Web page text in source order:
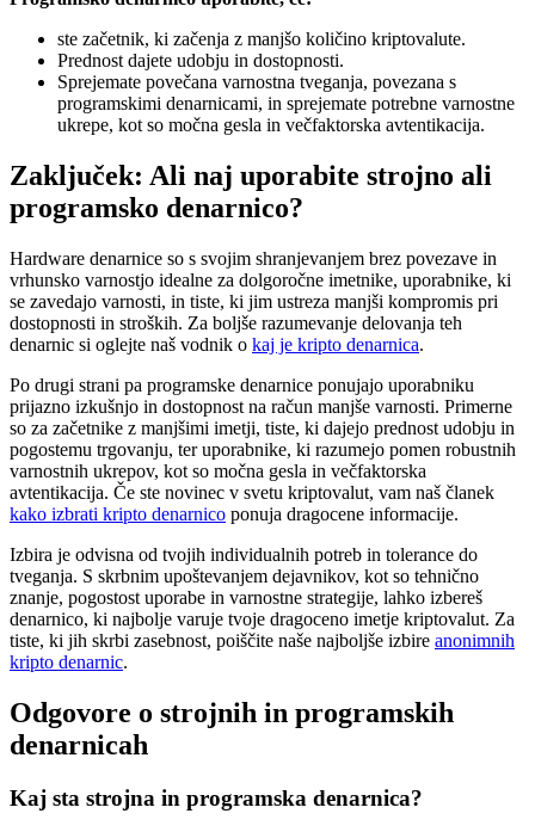
ste začetnik, ki začenja z manjšo količino kriptovalute.
Prednost dajete udobju in dostopnosti.
Sprejemate povečana varnostna tveganja, povezana s
programskimi denarnicami, in sprejemate potrebne varnostne
ukrepe, kot so močna gesla in večfaktorska avtentikacija.
Zaključek: Ali naj uporabite strojno ali
programsko denarnico?
Hardware denarnice so s svojim shranjevanjem brez povezave in
vrhunsko varnostjo idealne za dolgoročne imetnike, uporabnike, ki
se zavedajo varnosti, in tiste, ki jim ustreza manjši kompromis pri
dostopnosti in stroških. Za boljše razumevanje delovanja teh
denarnic si oglejte naš vodnik o kaj je kripto denarnica.
Po drugi strani pa programske denarnice ponujajo uporabniku
prijazno izkušnjo in dostopnost na račun manjše varnosti. Primerne
so za začetnike z manjšimi imetji, tiste, ki dajejo prednost udobju in
pogostemu trgovanju, ter uporabnike, ki razumejo pomen robustnih
varnostnih ukrepov, kot so močna gesla in večfaktorska
avtentikacija. Če ste novinec v svetu kriptovalut, vam naš članek
kako izbrati kripto denarnico ponuja dragocene informacije.
Izbira je odvisna od tvojih individualnih potreb in tolerance do
tveganja. S skrbnim upoštevanjem dejavnikov, kot so tehnično
znanje, pogostost uporabe in varnostne strategije, lahko izbereš
denarnico, ki najbolje varuje tvoje dragoceno imetje kriptovalut. Za
tiste, ki jih skrbi zasebnost, poiščite naše najboljše izbire anonimnih
kripto denarnic.
Odgovore o strojnih in programskih
denarnicah
Kaj sta strojna in programska denarnica?